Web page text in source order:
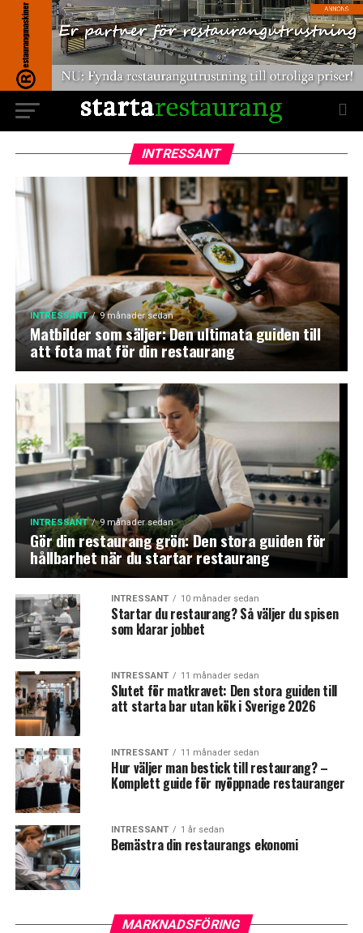
INTRESSANT
INTRESSANT 9 månader sedan
Matbilder som säljer: Den ultimata guiden till
att fota mat för din restaurang
INTRESSANT 9 månader sedan
Gör din restaurang grön: Den stora guiden för
hållbarhet när du startar restaurang
INTRESSANT 10 månader sedan
Startar du restaurang? Så väljer du spisen
som klarar jobbet
INTRESSANT 11 månader sedan
Slutet för matkravet: Den stora guiden till
att starta bar utan kök i Sverige 2026
INTRESSANT 11 månader sedan
Hur väljer man bestick till restaurang? –
Komplett guide för nyöppnade restauranger
INTRESSANT 1 år sedan
Bemästra din restaurangs ekonomi
MARKNADSFÖRING